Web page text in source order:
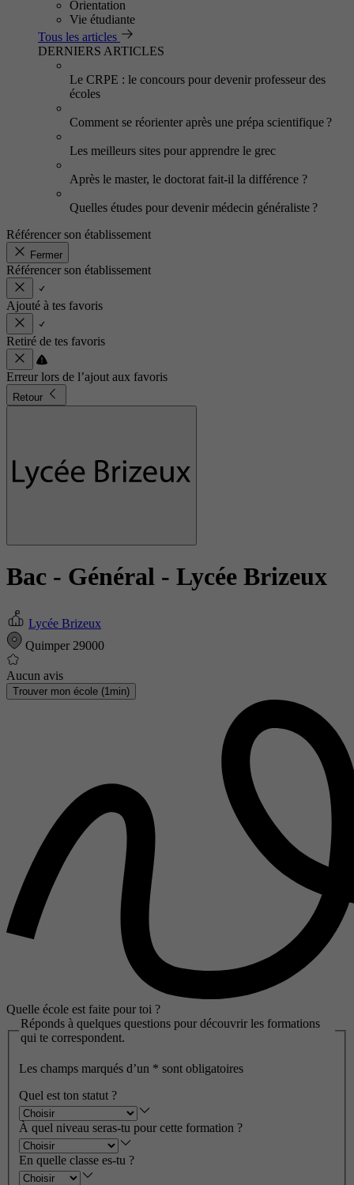
Orientation
Vie étudiante
Tous les articles
DERNIERS ARTICLES
Le CRPE : le concours pour devenir professeur des
écoles
Comment se réorienter après une prépa scientifique ?
Les meilleurs sites pour apprendre le grec
Après le master, le doctorat fait-il la différence ?
Quelles études pour devenir médecin généraliste ?
Référencer son établissement
Fermer
Référencer son établissement
Ajouté à tes favoris
Retiré de tes favoris
Erreur lors de l’ajout aux favoris
Retour
Bac - Général - Lycée Brizeux
Lycée Brizeux
Quimper 29000
Aucun avis
Trouver mon école (1min)
Quelle école est faite pour toi ?
Réponds à quelques questions pour découvrir les formations
qui te correspondent.
Les champs marqués d’un * sont obligatoires
Quel est ton statut ?
À quel niveau seras-tu pour cette formation ?
En quelle classe es-tu ?